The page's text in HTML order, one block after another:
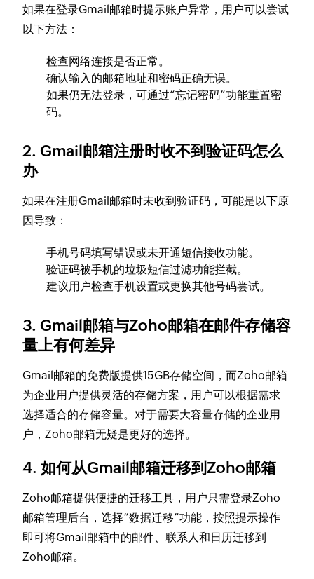
如果在登录Gmail邮箱时提示账户异常，用户可以尝试
以下方法：
检查网络连接是否正常。
确认输入的邮箱地址和密码正确无误。
如果仍无法登录，可通过“忘记密码”功能重置密
码。
2. Gmail邮箱注册时收不到验证码怎么
办
如果在注册Gmail邮箱时未收到验证码，可能是以下原
因导致：
手机号码填写错误或未开通短信接收功能。
验证码被手机的垃圾短信过滤功能拦截。
建议用户检查手机设置或更换其他号码尝试。
3. Gmail邮箱与Zoho邮箱在邮件存储容
量上有何差异
Gmail邮箱的免费版提供15GB存储空间，而Zoho邮箱
为企业用户提供灵活的存储方案，用户可以根据需求
选择适合的存储容量。对于需要大容量存储的企业用
户，Zoho邮箱无疑是更好的选择。
4. 如何从Gmail邮箱迁移到Zoho邮箱
Zoho邮箱提供便捷的迁移工具，用户只需登录Zoho
邮箱管理后台，选择“数据迁移”功能，按照提示操作
即可将Gmail邮箱中的邮件、联系人和日历迁移到
Zoho邮箱。